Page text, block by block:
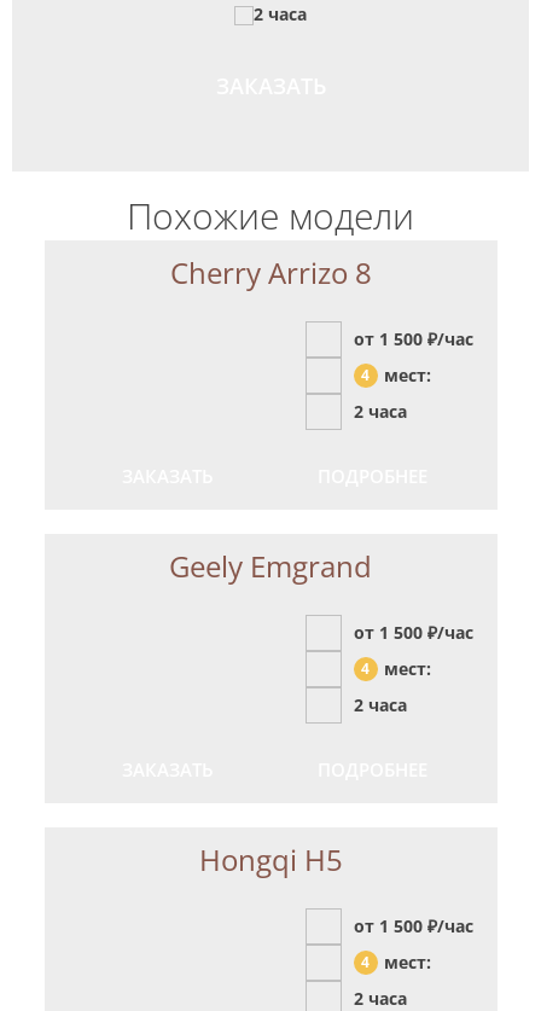
2 часа
Похожие модели
Cherry Arrizo 8
от 1 500 ₽/час
4
мест:
2 часа
Geely Emgrand
от 1 500 ₽/час
4
мест:
2 часа
Hongqi H5
от 1 500 ₽/час
4
мест:
2 часа